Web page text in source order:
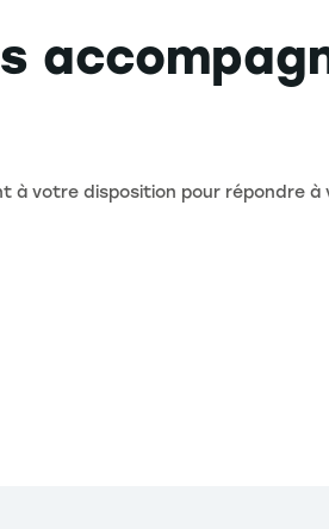
à votre disposition pour répondre à